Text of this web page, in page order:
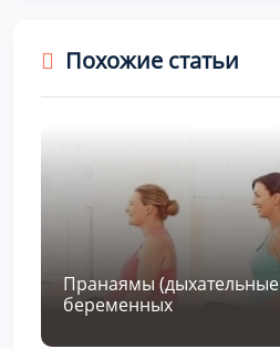
Похожие статьи
Пранаямы
беременных